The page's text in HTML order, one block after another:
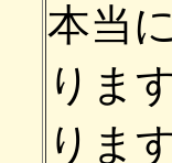
本当
りま
りま